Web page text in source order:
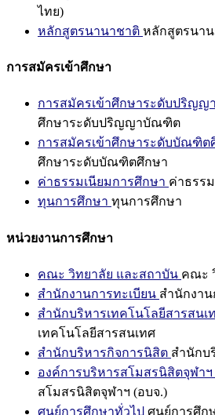
ไทย)
หลักสูตรนานาชาติ หลักสูตรนา
การสมัครเข้าศึกษา
การสมัครเข้าศึกษาระดับปริญ
ศึกษาระดับปริญญาบัณฑิต
การสมัครเข้าศึกษาระดับบัณฑิต
ศึกษาระดับบัณฑิตศึกษา
ค่าธรรมเนียมการศึกษา ค่าธรร
ทุนการศึกษา ทุนการศึกษา
หน่วยงานการศึกษา
คณะ วิทยาลัย และสถาบัน คณะ
สำนักงานการทะเบียน สำนักงาน
สำนักบริหารเทคโนโลยีสารสนเ
เทคโนโลยีสารสนเทศ
สำนักบริหารกิจการนิสิต สำนักบ
องค์การบริหารสโมสรนิสิตจุฬาฯ
สโมสรนิสิตจุฬาฯ (อบจ.)
ศูนย์การศึกษาทั่วไป ศูนย์การศึก